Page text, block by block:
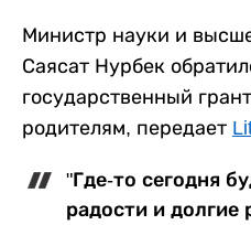
Министр науки и
Саясат Нурбек
государственный
родителям, передает
"Где-то сегодня
радости и долгие